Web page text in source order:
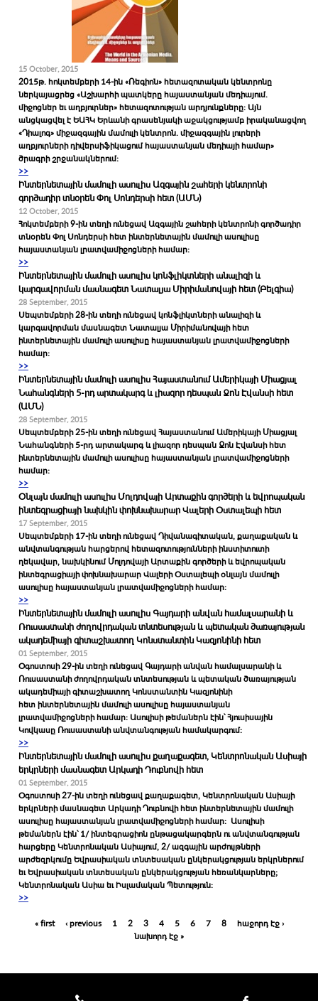
15 October, 2015
2015թ. հոկտեմբերի 14-ին «Ռեգիոն» հետազոտական կենտրոնը
ներկայացրեց «Աշխարհի պատկերը հայաստանյան մեդիայում.
միջոցներ եւ աղբյուրներ» հետազոտության արդյունքները: Այն
անցկացվել է ԵԱՀԿ Երևանի գրասենյակի աջակցությամբ իրականացվող
«Դիալոգ» միջազգային մամուլի կենտրոն. միջազգային լուրերի
աղբյուրների դիվերսիֆիկացում հայաստանյան մեդիայի համար»
ծրագրի շրջանակներում:
>>
Ինտերնետային մամուլի ասուլիս Ազգային շահերի կենտրոնի
գործադիր տնօրեն Փոլ Սոնդերսի հետ (ԱՄՆ)
12 October, 2015
Հոկտեմբերի 9-ին տեղի ունեցավ Ազգային շահերի կենտրոնի գործադիր
տնօրեն Փոլ Սոնդերսի հետ ինտերնետային մամուլի ասուլիսը
հայաստանյան լրատվամիջոցների համար:
>>
Ինտերնետային մամուլի ասուլիս կոնֆլիկտների անալիզի և
կարգավորման մասնագետ Նատալյա Միրիմանովայի հետ (Բելգիա)
28 September, 2015
Սեպտեմբերի 28-ին տեղի ունեցավ կոնֆլիկտների անալիզի և
կարգավորման մասնագետ Նատալյա Միրիմանովայի հետ
ինտերնետային մամուլի ասուլիսը հայաստանյան լրատվամիջոցների
համար:
>>
Ինտերնետային մամուլի ասուլիս Հայաստանում Ամերիկայի Միացյալ
Նահանգների 5-րդ արտակարգ և լիազոր դեսպան Ջոն Էվանսի հետ
(ԱՄՆ)
28 September, 2015
Սեպտեմբերի 25-ին տեղի ունեցավ Հայաստանում Ամերիկայի Միացյալ
Նահանգների 5-րդ արտակարգ և լիազոր դեսպան Ջոն Էվանսի հետ
ինտերնետային մամուլի ասուլիսը հայաստանյան լրատվամիջոցների
համար:
>>
Օնլայն մամուլի ասուլիս Մոլդովայի Արտաքին գործերի և եվրոպական
ինտեգրացիայի նախկին փոխնախարար Վալերի Օստալեպի հետ
17 September, 2015
Սեպտեմբերի 17-ին տեղի ունեցավ Դիվանագիտական, քաղաքական և
անվտանգության հարցերով հետազոտությունների ինստիտուտի
ղեկավար, նախկինում Մոլդովայի Արտաքին գործերի և եվրոպական
ինտեգրացիայի փոխնախարար Վալերի Օստալեպի օնլայն մամուլի
ասուլիսը հայաստանյան լրատվամիջոցների համար:
>>
Ինտերնետային մամուլի ասուլիս Գայդարի անվան համալսարանի և
Ռուսաստանի ժողովրդական տնտեսության և պետական ծառայության
ակադեմիայի գիտաշխատող Կոնստանտին Կազյոնինի հետ
01 September, 2015
Օգոստոսի 29-ին տեղի ունեցավ Գայդարի անվան համալսարանի և
Ռուսաստանի ժողովրդական տնտեսության և պետական ծառայության
ակադեմիայի գիտաշխատող Կոնստանտին Կազյոնինի
հետ ինտերնետային մամուլի ասուլիսը հայաստանյան
լրատվամիջոցների համար: Ասուլիսի թեմաներն էին՝ Հյուսիսային
Կովկասը Ռուսաստանի անվտանգության համակարգում:
>>
Ինտերնետային մամուլի ասուլիս քաղաքագետ, Կենտրոնական Ասիայի
երկրների մասնագետ Արկադի Դուբնովի հետ
01 September, 2015
Օգոստոսի 27-ին տեղի ունեցավ քաղաքագետ, Կենտրոնական Ասիայի
երկրների մասնագետ Արկադի Դուբնովի հետ ինտերնետային մամուլի
ասուլիսը հայաստանյան լրատվամիջոցների համար: Ասուլիսի
թեմաներն էին՝ 1/ ինտեգրացիոն ընթացակարգերն ու անվտանգության
հարցերը Կենտրոնական Ասիայում, 2/ ազգային արժույթների
արժեզրկումը Եվրասիական տնտեսական ընկերակցության երկրներում
եւ Եվրասիական տնտեսական ընկերակցության հեռանկարները;
Կենտրոնական Ասիա եւ Իսլամական Պետություն:
>>
Pages« first ‹ previous 1 2 3 4 5 6 7 8
հաջորդ էջ ›
նախորդ էջ »